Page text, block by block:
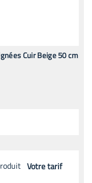
Cuir Beige 50 cm
Votre tarif